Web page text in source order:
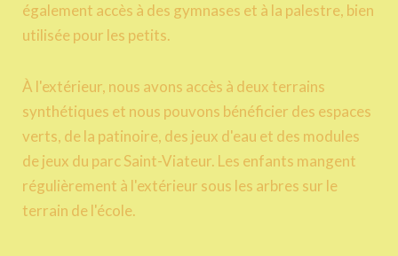
également accès à des gymnases et à la palestre, bien
utilisée pour les petits.
À l'extérieur, nous avons accès à deux terrains
synthétiques et nous pouvons bénéficier des espaces
verts, de la patinoire, des jeux d'eau et des modules
de jeux du parc Saint-Viateur. Les enfants mangent
régulièrement à l'extérieur sous les arbres sur le
terrain de l'école.